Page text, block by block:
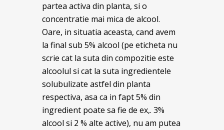
partea activa din planta, si o
concentratie mai mica de alcool.
Oare, in situatia aceasta, cand avem
la final sub 5% alcool (pe eticheta nu
scrie cat la suta din compozitie este
alcoolul si cat la suta ingredientele
solubulizate astfel din planta
respectiva, asa ca in fapt 5% din
ingredient poate sa fie de ex,. 3%
alcool si 2 % alte active), nu am putea